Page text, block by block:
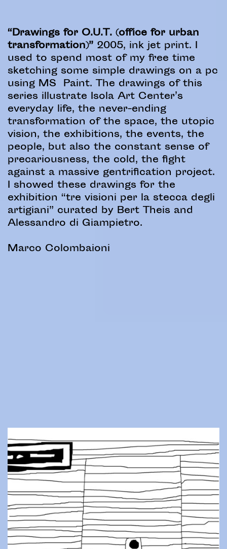
“Drawings for O.U.T. (office for urban
transformation)” 2005, ink jet print. I
used to spend most of my free time
sketching some simple drawings on a pc
using MS Paint. The drawings of this
series illustrate Isola Art Center’s
everyday life, the never-ending
transformation of the space, the utopic
vision, the exhibitions, the events, the
people, but also the constant sense of
precariousness, the cold, the fight
against a massive gentrification project.
I showed these drawings for the
exhibition “tre visioni per la stecca degli
artigiani” curated by Bert Theis and
Alessandro di Giampietro.
Marco Colombaioni